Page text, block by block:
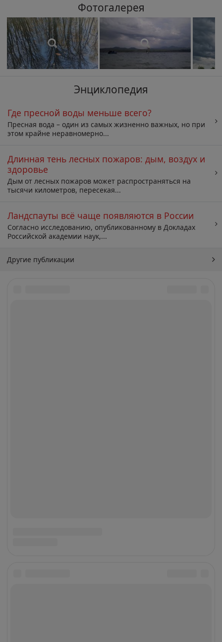
Фотогалерея
Энциклопедия
Где пресной воды меньше всего?
Пресная вода – один из самых жизненно важных, но при
этом крайне неравномерно...
Длинная тень лесных пожаров: дым, воздух и
здоровье
Дым от лесных пожаров может распространяться на
тысячи километров, пересекая...
Ландспауты всё чаще появляются в России
Согласно исследованию, опубликованному в Докладах
Российской академии наук,...
Другие публикации